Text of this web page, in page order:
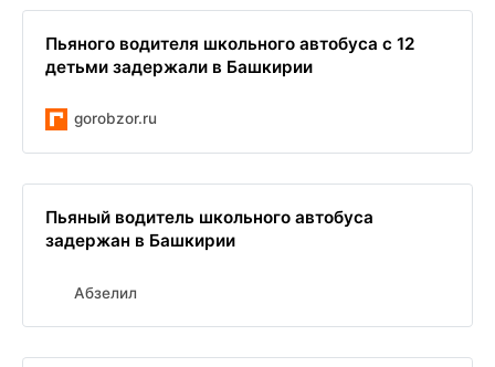
Пьяного водителя школьного автобуса с 12
детьми задержали в Башкирии
gorobzor.ru
Пьяный водитель школьного автобуса
задержан в Башкирии
Абзелил